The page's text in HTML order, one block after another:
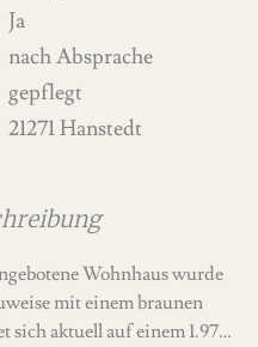
Ja
nach Absprache
gepflegt
21271 Hanstedt
Wohnhaus wurde
mit einem braunen
sich aktuell auf einem 1.977